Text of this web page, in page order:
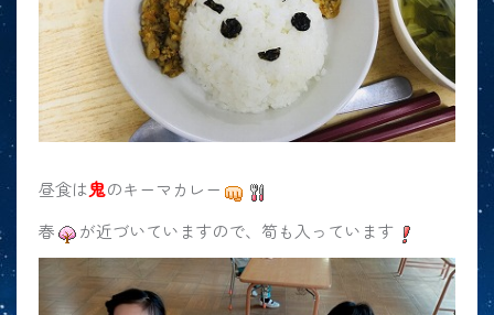
昼食は鬼のキーマカレー
春
が近づいていますので、筍も入っています